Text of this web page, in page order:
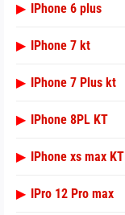
▶ IPhone 6 plus
▶ IPhone 7 kt
▶ IPhone 7 Plus kt
▶ IPhone 8PL KT
▶ IPhone xs max KT
▶ IPro 12 Pro max